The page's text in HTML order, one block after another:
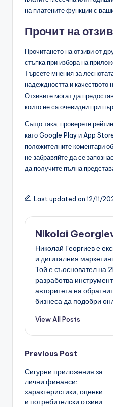
на платените функции с
Прочит на
Прочитането на отзиви от
стъпка при избора на
Търсете мнения за
надеждността и качеството
Отзивите могат да
които не са очевидни при
Също така, проверете
като Google Play и App
положителните коментари
не забравяйте да се
да получите пълна
Last updated on 12/11/
Nikolai
Николай Георгиев е
и дигиталния
Той е съосновател на
разработва
авторитета на
бизнеса да подобри
View All Posts
Post
navigation
Previous Post
Сигурни приложения за
лични финанси:
характеристики, оценки
и потребителски отзиви